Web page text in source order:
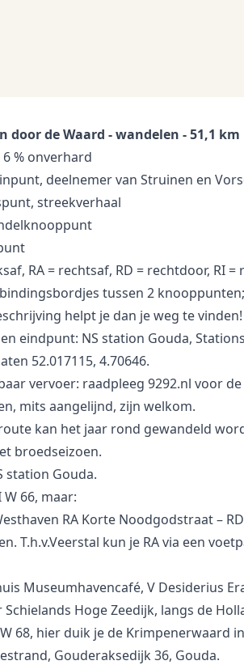
door de Waard - wandelen - 51,1 km
% onverhard
deelnemer van Struinen en
streekverhaal
RA = rechtsaf, RD = rechtdoor, RI =
tussen 2
helpt je dan je weg te vinden!
eindpunt: NS station Gouda,
52.017115, 4.70646.
vervoer: raadpleeg 9292.nl voor
mits aangelijnd, zijn welkom.
kan het jaar rond gewandeld
broedseizoen.
station Gouda.
W 66, maar:
RA Korte Noodgodstraat –
T.h.v.Veerstal kun je RA via een
Museumhavencafé, V Desiderius
Schielands Hoge Zeedijk, langs de
68, hier duik je de Krimpenerwaard
Gouderaksedijk 36, Gouda.